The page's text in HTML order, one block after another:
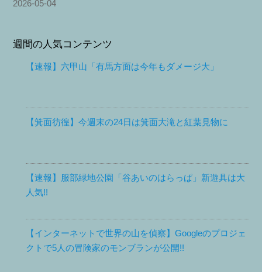
2026-05-04
週間の人気コンテンツ
【速報】六甲山「有馬方面は今年もダメージ大」
【箕面彷徨】今週末の24日は箕面大滝と紅葉見物に
【速報】服部緑地公園「谷あいのはらっぱ」新遊具は大
人気!!
【インターネットで世界の山を偵察】Googleのプロジェ
クトで5人の冒険家のモンブランが公開!!